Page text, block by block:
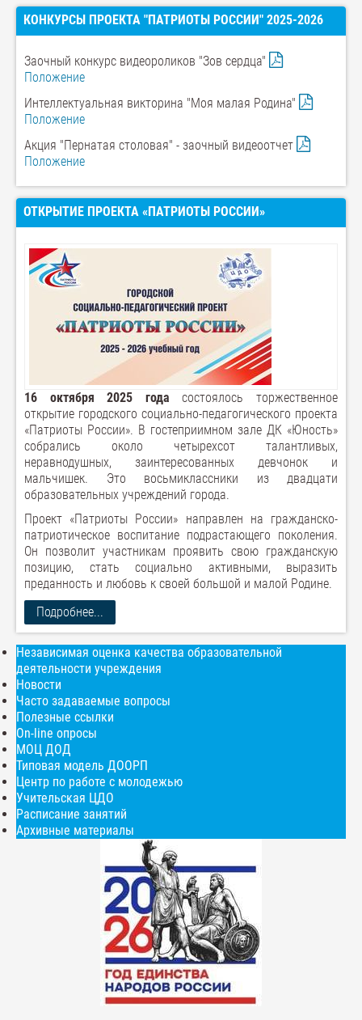
КОНКУРСЫ ПРОЕКТА "ПАТРИОТЫ РОССИИ" 2025-2026
Заочный конкурс видеороликов "Зов сердца"
Положение
Интеллектуальная викторина "Моя малая Родина"
Положение
Акция "Пернатая столовая" - заочный видеоотчет
Положение
ОТКРЫТИЕ ПРОЕКТА «ПАТРИОТЫ РОССИИ»
16 октября 2025 года состоялось торжественное
открытие городского социально-педагогического проекта
«Патриоты России». В гостеприимном зале ДК «Юность»
собрались около четырехсот талантливых,
неравнодушных, заинтересованных девчонок и
мальчишек. Это восьмиклассники из двадцати
образовательных учреждений города.
Проект «Патриоты России» направлен на гражданско-
патриотическое воспитание подрастающего поколения.
Он позволит участникам проявить свою гражданскую
позицию, стать социально активными, выразить
преданность и любовь к своей большой и малой Родине.
Подробнее...
Независимая оценка качества образовательной
деятельности учреждения
Новости
Часто задаваемые вопросы
Полезные ссылки
On-line опросы
МОЦ ДОД
Типовая модель ДООРП
Центр по работе с молодежью
Учительская ЦДО
Расписание занятий
Архивные материалы